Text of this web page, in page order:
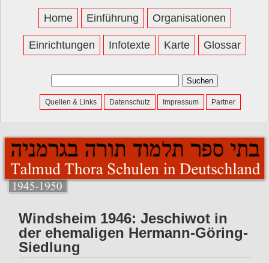
Home Einführung Organisationen
Einrichtungen Infotexte Karte Glossar
Suchen
nach:
Quellen & Links Datenschutz Impressum Partner
Windsheim 1946: Jeschiwot in
der ehemaligen Hermann-Göring-
Siedlung